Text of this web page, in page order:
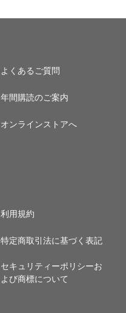
よくあるご質問
年間購読のご案内
オンラインストアへ
利用規約
特定商取引法に基づく表記
セキュリティーポリシーお
よび商標について